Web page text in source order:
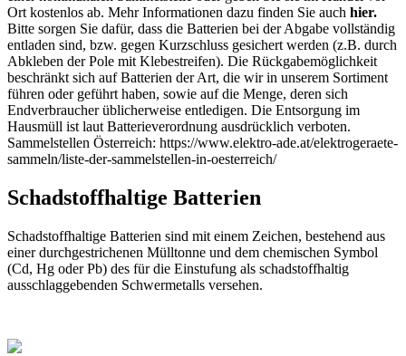
Ort kostenlos ab. Mehr Informationen dazu finden Sie auch hier.
Bitte sorgen Sie dafür, dass die Batterien bei der Abgabe vollständig
entladen sind, bzw. gegen Kurzschluss gesichert werden (z.B. durch
Abkleben der Pole mit Klebestreifen). Die Rückgabemöglichkeit
beschränkt sich auf Batterien der Art, die wir in unserem Sortiment
führen oder geführt haben, sowie auf die Menge, deren sich
Endverbraucher üblicherweise entledigen. Die Entsorgung im
Hausmüll ist laut Batterieverordnung ausdrücklich verboten.
Sammelstellen Österreich: https://www.elektro-ade.at/elektrogeraete-
sammeln/liste-der-sammelstellen-in-oesterreich/
Schadstoffhaltige Batterien
Schadstoffhaltige Batterien sind mit einem Zeichen, bestehend aus
einer durchgestrichenen Mülltonne und dem chemischen Symbol
(Cd, Hg oder Pb) des für die Einstufung als schadstoffhaltig
ausschlaggebenden Schwermetalls versehen.